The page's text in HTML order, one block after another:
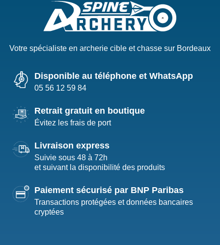
Votre spécialiste en archerie cible et chasse sur Bordeaux
Disponible au téléphone et WhatsApp
05 56 12 59 84
Retrait gratuit en boutique
Évitez les frais de port
Livraison express
Suivie sous 48 à 72h
et suivant la disponibilité des produits
Paiement sécurisé par BNP Paribas
Transactions protégées et données bancaires
cryptées